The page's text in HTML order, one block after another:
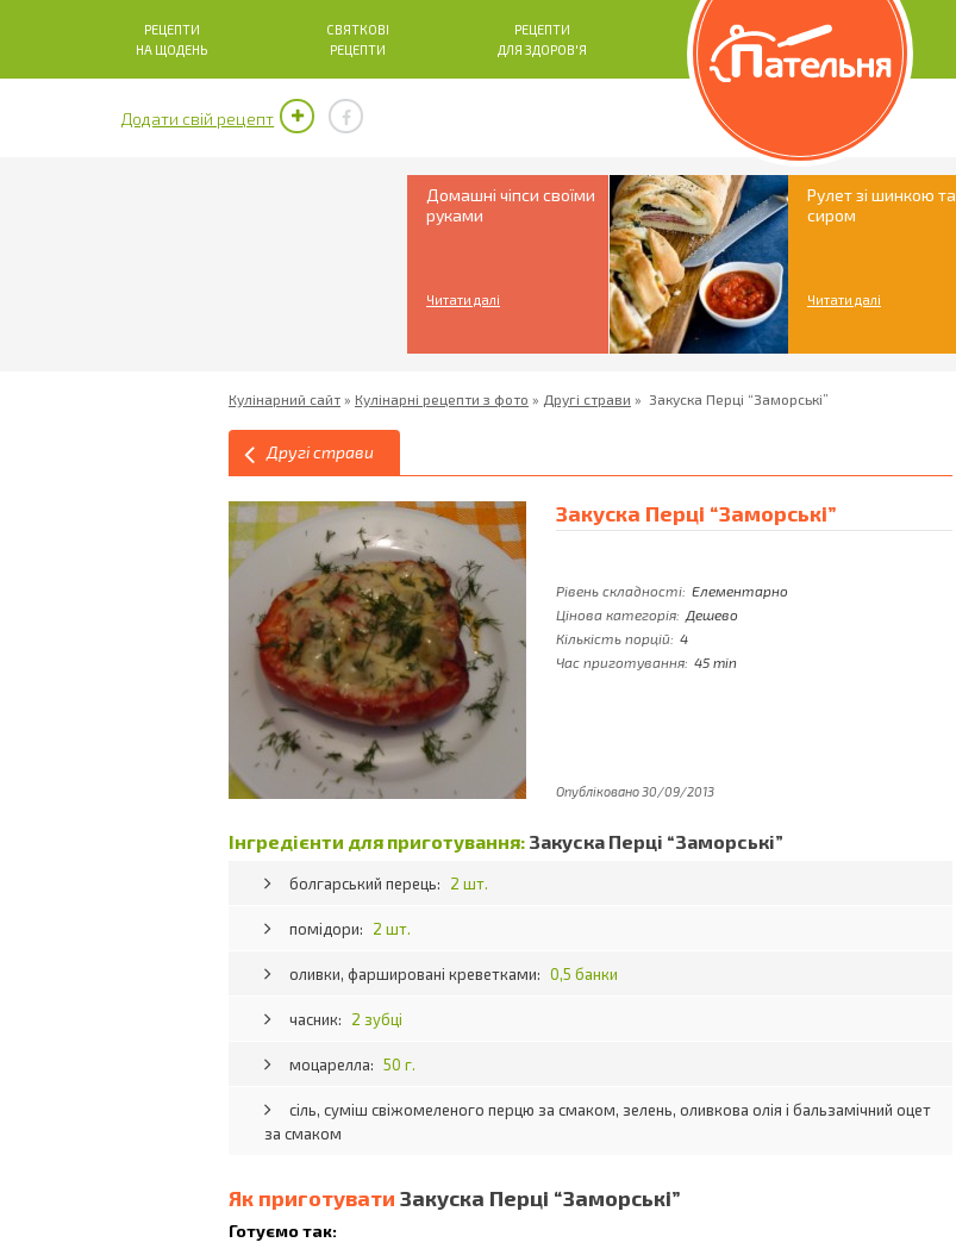
РЕЦЕПТИ
НА ЩОДЕНЬ
СВЯТКОВІ
РЕЦЕПТИ
РЕЦЕПТИ
ДЛЯ ЗДОРОВ'Я
Додати свій рецепт
Домашні чіпси своїми
руками
Читати далі
Рулет зі шинкою та
сиром
Читати далі
Кулінарний сайт » Кулінарні рецепти з фото » Другі страви » Закуска Перці “Заморські”
Другі страви
Закуска Перці “Заморські”
Рівень складності: Елементарно
Цінова категорія: Дешево
Кількість порцій: 4
Час приготування: 45 min
Опубліковано 30/09/2013
Інгредієнти для приготування: Закуска Перці “Заморські”
болгарський перець: 2 шт.
помідори: 2 шт.
оливки, фаршировані креветками: 0,5 банки
часник: 2 зубці
моцарелла: 50 г.
сіль, суміш свіжомеленого перцю за смаком, зелень, оливкова олія і бальзамічний оцет
за смаком
Як приготувати Закуска Перці “Заморські”
Готуємо так: